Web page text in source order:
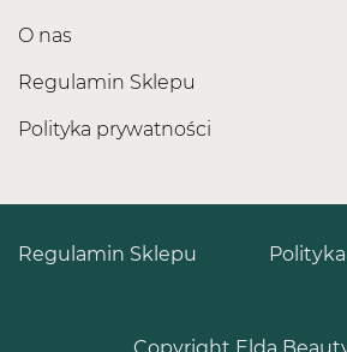
O nas
Regulamin Sklepu
Polityka prywatności
Regulamin Sklepu